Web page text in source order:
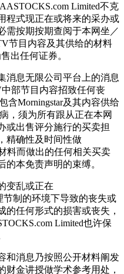
Limited不克
程式现正在或将来的采办或
需按期按期查阅于本网坐／
节目内容及其供给的材料
出任何证券。
息无限公司平台上的消息
部节目内容招致任何丧
含Morningstar及其内容供给
，须为所有跟从正在本网
或出售评分施行的买卖担
精确性及时间性做
料而做出的任何相关买卖
本免责声明的束缚。
乱或正在
节制的环境下导致的丧失或
任何形式的损害或丧失，
Limited也许保
消息乃按照公开材料阐发
金讲授做学术参考用处，